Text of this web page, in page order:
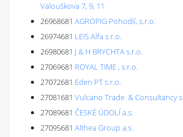
Valouškova 7, 9, 11
26968681 AGROPIG Pohodlí, s.r.o.
26974681 LEIS Alfa s.r.o.
26980681 J & H BRYCHTA s.r.o.
27069681 ROYAL TIME , s.r.o.
27072681 Eden PT s.r.o.
27081681 Vulcano Trade & Consultancy
27089681 ČESKÉ ÚDOLÍ a.s.
27095681 Althea Group a.s.